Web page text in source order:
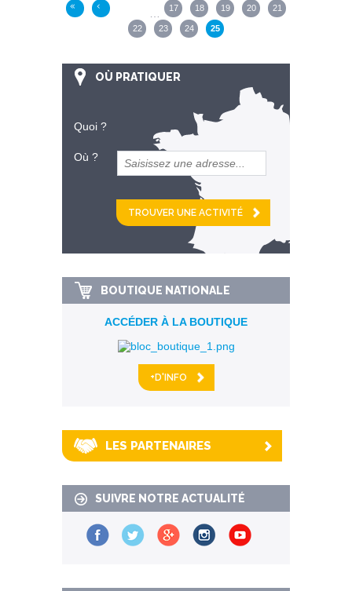
« ‹ … 17 18 19 20 21
22 23 24 25
OÙ PRATIQUER
Quoi ?
Où ?
et
km alentour
BOUTIQUE NATIONALE
ACCÉDER À LA BOUTIQUE
+D'INFO
LES PARTENAIRES
SUIVRE NOTRE ACTUALITÉ